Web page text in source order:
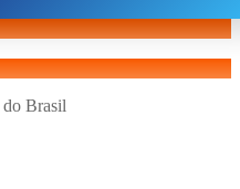
Brasil